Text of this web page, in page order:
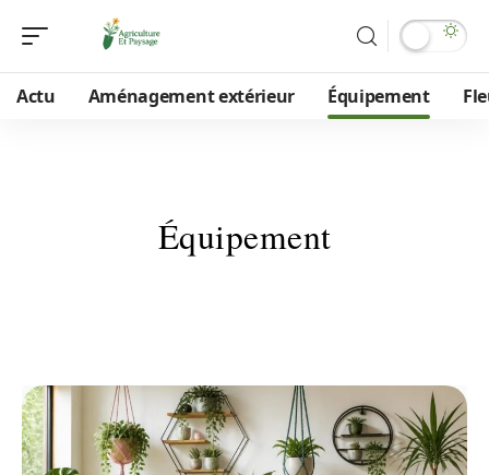
Actu Aménagement extérieur Équipement
Équipement